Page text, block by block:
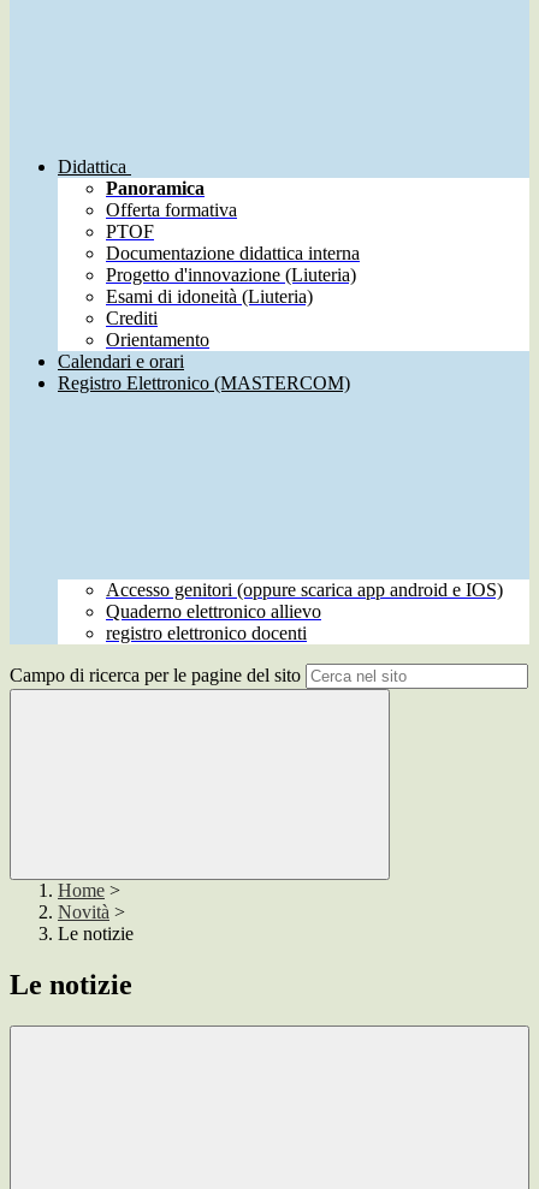
Didattica
Panoramica
Offerta formativa
PTOF
Documentazione didattica interna
Progetto d'innovazione (Liuteria)
Esami di idoneità (Liuteria)
Crediti
Orientamento
Calendari e orari
Registro Elettronico (MASTERCOM)
Accesso genitori (oppure scarica app android e IOS)
Quaderno elettronico allievo
registro elettronico docenti
Campo di ricerca per le pagine del sito
Home >
Novità >
Le notizie
Le notizie